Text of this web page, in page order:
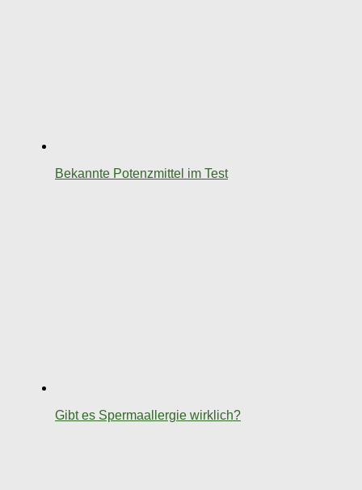
Bekannte Potenzmittel im Test
Gibt es Spermaallergie wirklich?